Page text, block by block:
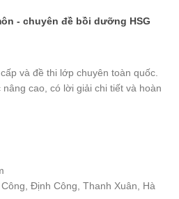
- chuyên đề bồi dưỡng HSG
và đề thi lớp chuyên toàn quốc.
cao, có lời giải chi tiết và hoàn
Định Công, Thanh Xuân, Hà